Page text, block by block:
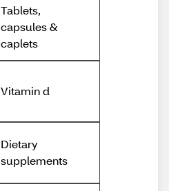
Tablets,
capsules &
caplets
Vitamin d
Dietary
supplements